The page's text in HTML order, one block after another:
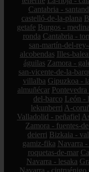
Cantabria -
castelló-de-la-plana
getafe Burgos -
ronda Cantabria -
san-martín-del-
alcobendas Illes-
águilas Zamora -
san-vicente-de-la-
villalba Gipuzkoa -
almuñécar
del-barco León -
lekunberri A-
Valladolid - peñafiel
Zamora - fuentes-
deierri Bizkaia -
gamiz-fika Navarra -
roquetas-de-mar
Navarra - lesaka